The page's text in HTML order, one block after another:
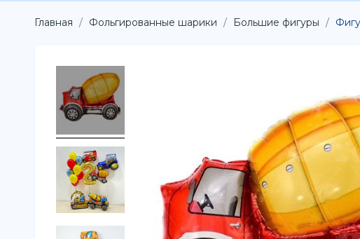
Главная Фольгированные шарики Большие фигуры